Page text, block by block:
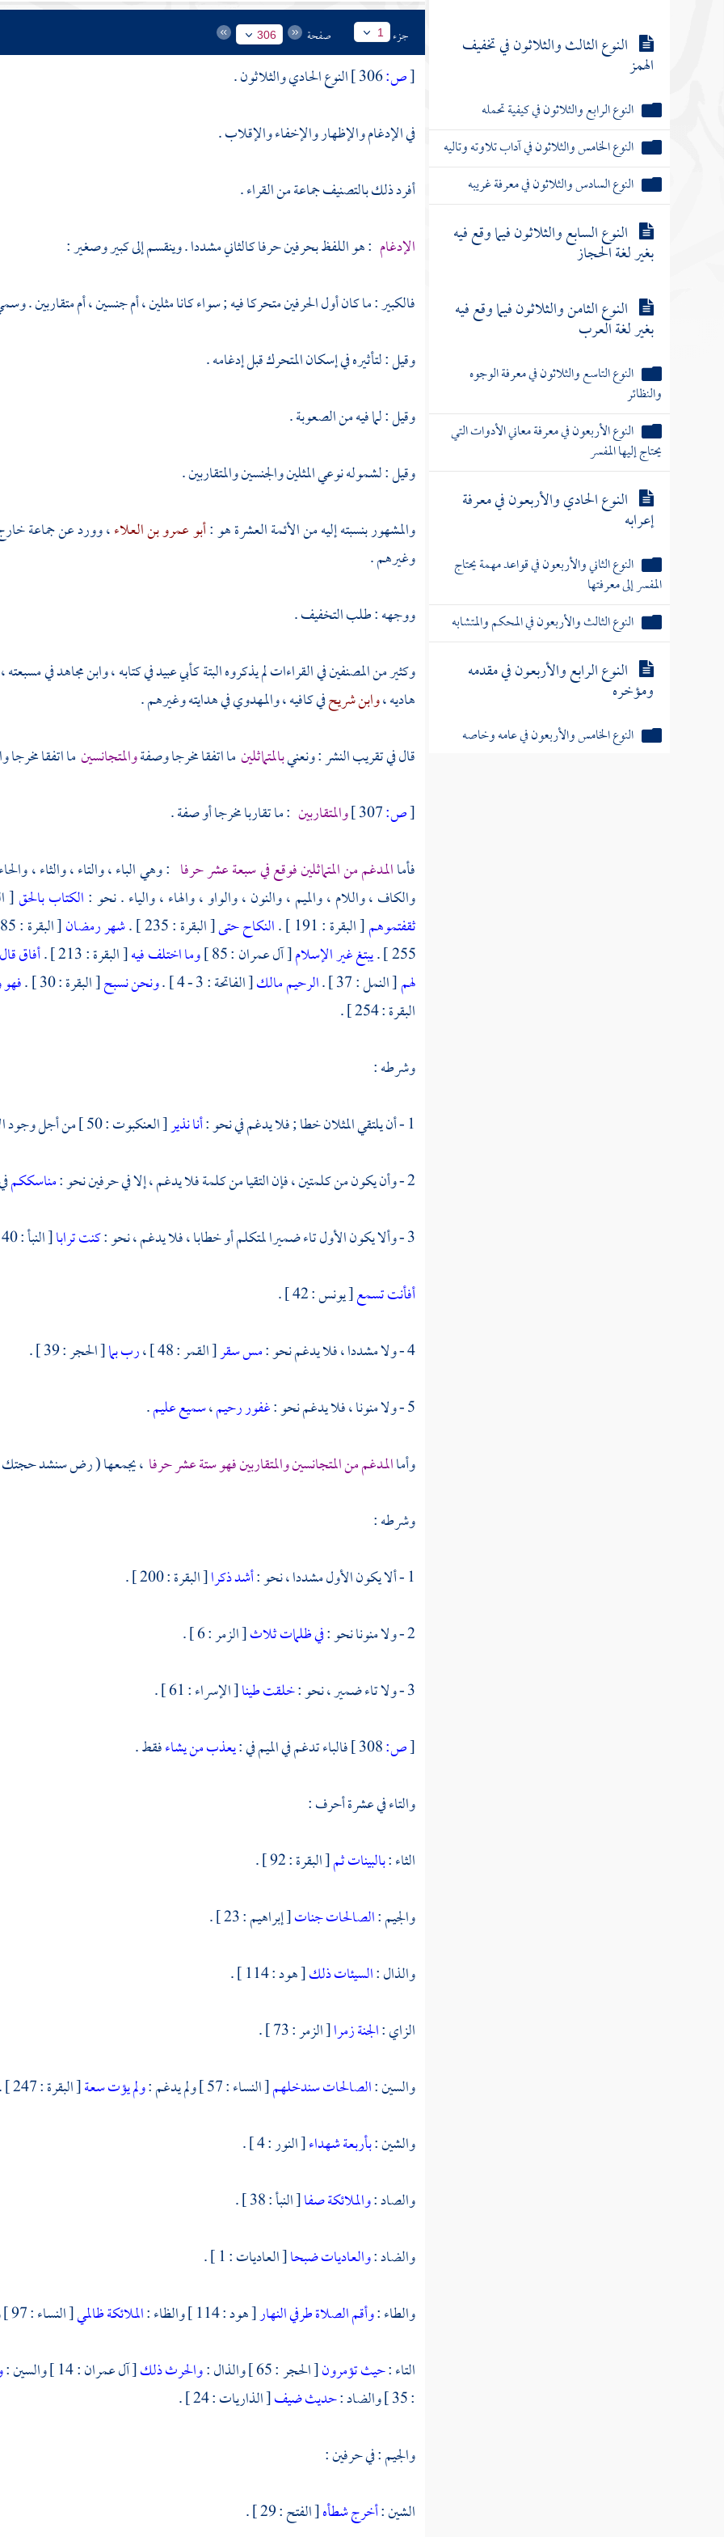
النوع الثالث والثلاثون في تخفيف
الهمز
النوع الرابع والثلاثون في كيفية تحمله
النوع الخامس والثلاثون في آداب تلاوته وتاليه
النوع السادس والثلاثون في معرفة غريبه
النوع السابع والثلاثون فيما وقع فيه
بغير لغة الحجاز
النوع الثامن والثلاثون فيما وقع فيه
بغير لغة العرب
النوع التاسع والثلاثون في معرفة الوجوه
والنظائر
النوع الأربعون في معرفة معاني الأدوات التي
يحتاج إليها المفسر
النوع الحادي والأربعون في معرفة
إعرابه
النوع الثاني والأربعون في قواعد مهمة يحتاج
المفسر إلى معرفتها
النوع الثالث والأربعون في المحكم والمتشابه
النوع الرابع والأربعون في مقدمه
ومؤخره
النوع الخامس والأربعون في عامه وخاصه
جزء 1 صفحة 306
[ص:
النوع الحادي والثلاثون .
في الإدغام والإظهار والإخفاء والإقلاب .
أفرد ذلك بالتصنيف جماعة من القراء .
الإدغام : هو اللفظ بحرفين حرفا كالثاني مشددا . وينقسم إلى كبير وصغير :
فالكبير : ما كان أول الحرفين متحركا فيه ; سواء كانا مثلين ، أم جنسين ، أم متقاربين .
وقيل : لتأثيره في إسكان المتحرك قبل إدغامه .
وقيل : لما فيه من الصعوبة .
وقيل : لشموله نوعي المثلين والجنسين والمتقاربين .
والمشهور بنسبته إليه من الأئمة العشرة هو :أبو عمرو بن العلاء، وورد عن جماعة
وغيرهم .
ووجهه : طلب التخفيف .
وكثير من المصنفين في القراءات لم يذكروه البتةكأبي عبيدفي كتابه ،وابن مجاهدفي مسبعته ،
هاديه ،وابن شريحفي كافيه ،والمهدويفي هدايته وغيرهم .
قال في تقريب النشر : ونعنيبالمتماثلينما اتفقا مخرجا وصفةوالمتجانسينما اتفقا
[ص: والمتقاربين : ما تقاربا مخرجا أو صفة .
فأماالمدغم من المتماثلين فوقع في سبعة عشر حرفا : وهي الباء ، والتاء ، والثاء ،
والكاف ، واللام ، والميم ، والنون ، والواو ، والهاء ، والياء . نحو :الكتاب بالحق[
ثقفتموهم[ البقرة : 191 ] . النكاح حتى[ البقرة : 235 ] . شهر رمضان[ البقرة : 185 ] .
255 ] .
يبتغ غير الإسلام[ آل عمران : 85 ] وما اختلف فيه[ البقرة : 213 ] . أفاق قال
لهم[ النمل : 37 ] . الرحيم مالك[ الفاتحة : 3 - 4 ] . ونحن نسبح[ البقرة : 30 ] .
البقرة : 254 ] .
وشرطه :
1 - أن يلتقي المثلان خطا ; فلا يدغم في نحو :
أنا نذير[ العنكبوت : 50 ] من أجل وجود الألف خطا .
2 - وأن يكون من كلمتين ، فإن التقيا من كلمة فلا يدغم ، إلا في حرفين نحو :
مناسككم
3 - وألا يكون الأول تاء ضميرا لمتكلم أو خطابا ، فلا يدغم ، نحو :
كنت ترابا[ النبأ : 40 ] .
أفأنت تسمع[ يونس : 42 ] .
4 - ولا مشددا ، فلا يدغم نحو :
مس سقر[ القمر : 48 ] ، رب بما[ الحجر : 39 ] .
5 - ولا منونا ، فلا يدغم نحو :
غفور رحيم،سميع عليم.
وأماالمدغم من المتجانسين والمتقاربين فهو ستة عشر حرفا ، يجمعها ( رض سنشد حجتك
وشرطه :
1 - ألا يكون الأول مشددا ، نحو :
أشد ذكرا[ البقرة : 200 ] .
2 - ولا منونا نحو :
في ظلمات ثلاث[ الزمر : 6 ] .
3 - ولا تاء ضمير ، نحو :
خلقت طينا[ الإسراء : 61 ] .
[ص: فالباء تدغم في الميم في :يعذب من يشاءفقط .
والتاء في عشرة أحرف :
الثاء :بالبينات ثم[ البقرة : 92 ] .
والجيم :الصالحات جنات[ إبراهيم : 23 ] .
والذال :السيئات ذلك[ هود : 114 ] .
الزاي :الجنة زمرا[ الزمر : 73 ] .
والسين :الصالحات سندخلهم[ النساء : 57 ] ولم يدغم : ولم يؤت سعة[ البقرة : 247 ] . للجزم مع خفة الفتحة .
والشين :بأربعة شهداء[ النور : 4 ] .
والصاد :والملائكة صفا[ النبأ : 38 ] .
والضاد :والعاديات ضبحا[ العاديات : 1 ] .
والطاء :وأقم الصلاة طرفي النهار[ هود : 114 ] والظاء : الملائكة ظالمي[ النساء : 97 ] والثاء في خمسة أحرف :
التاء :حيث تؤمرون[ الحجر : 65 ] والذال : والحرث ذلك[ آل عمران : 14 ] والسين :
: 35 ] والضاد :
حديث ضيف[ الذاريات : 24 ] .
والجيم : في حرفين :
الشين :أخرج شطأه[ الفتح : 29 ] .